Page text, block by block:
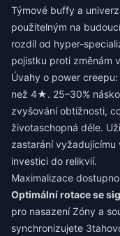
Týmové buffy a
použitelným na
rozdíl od hyper-
pojistku proti změnám
Úvahy o power
než 4★. 25–30%
zvyšování obtížnosti,
životaschopná déle.
zastarání
investici do relikvií.
Maximalizace
Optimální rotace se
pro nasazení Zóny a
synchronizujete